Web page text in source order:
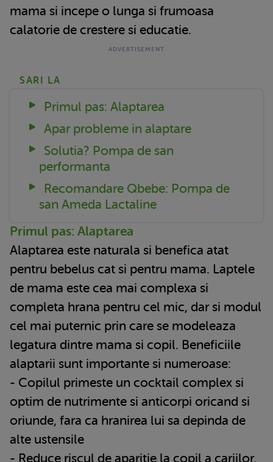
mama si incepe o lunga si frumoasa
calatorie de crestere si educatie.
SARI LA
Primul pas: Alaptarea
Apar probleme in alaptare
Solutia? Pompa de san
performanta
Recomandare Qbebe: Pompa de
san Ameda Lactaline
Primul pas: Alaptarea
Alaptarea este naturala si benefica atat
pentru bebelus cat si pentru mama. Laptele
de mama este cea mai complexa si
completa hrana pentru cel mic, dar si modul
cel mai puternic prin care se modeleaza
legatura dintre mama si copil. Beneficiile
alaptarii sunt importante si numeroase:
- Copilul primeste un cocktail complex si
optim de nutrimente si anticorpi oricand si
oriunde, fara ca hranirea lui sa depinda de
alte ustensile
- Reduce riscul de aparitie la copil a cariilor,